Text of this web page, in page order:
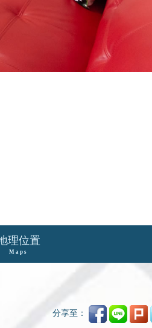
理位置
Maps
分享至：